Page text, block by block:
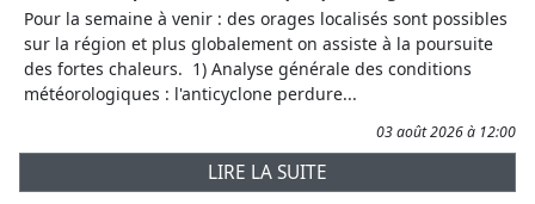
Pour la semaine à venir : des orages localisés sont possibles
sur la région et plus globalement on assiste à la poursuite
des fortes chaleurs. 1) Analyse générale des conditions
météorologiques : l'anticyclone perdure...
03 août 2026 à 12:00
LIRE LA SUITE